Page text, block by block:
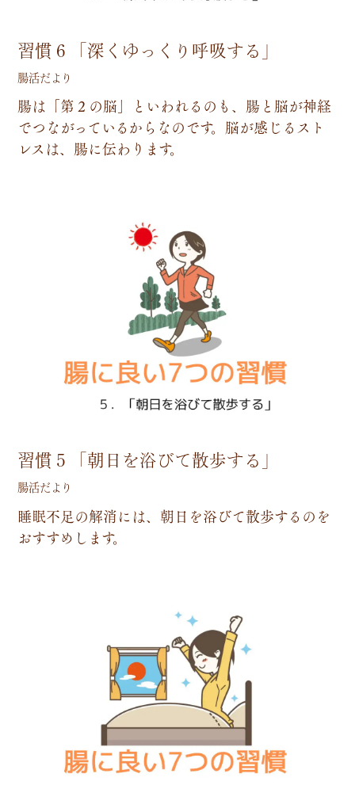
習慣６「深くゆっくり呼吸する」
腸活だより
腸は 「第２ の脳」 と いわれる の も 、 腸 と脳が神経
でつ ながっ ているか ら なのです。脳が感 じ るス ト
レス は、 腸に伝わ り ます。
習慣５「朝日を浴びて散歩する」
腸活だより
睡眠不足の解消に は、 朝日 を浴びて散歩する のを
おすすめ し ます。